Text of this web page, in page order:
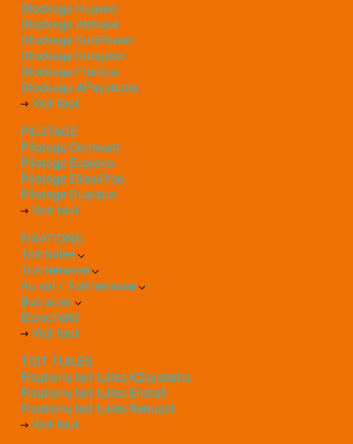
Stockage Huawei
Stockage Atmoce
Stockage SunPower
Stockage Sungrow
Stockage Fronius
Stockage APsystems
Voir tout
PILOTAGE
Pilotage Comwatt
Pilotage Ecojoko
Pilotage Elios4You
Pilotage Dualsun
Voir tout
FIXATIONS
Toit tuiles
Toit terrasse
Au sol / Toit terrasse
Bac acier
Etanchéité
Voir tout
TOIT TUILES
Fixations toit tuiles K2systems
Fixations toit tuiles Enstall
Fixations toit tuiles Renusol
Voir tout